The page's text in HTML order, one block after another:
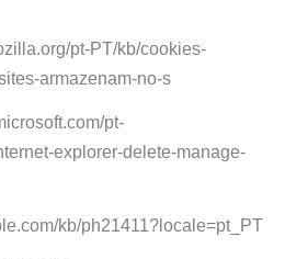
pt-PT/kb/cookies-
armazenam-no-s
pt-
explorer-delete-manage-
kb/ph21411?locale=pt_PT